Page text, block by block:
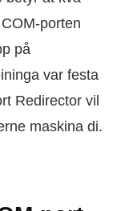
porten
på
var festa
Redirector vil
maskina di.